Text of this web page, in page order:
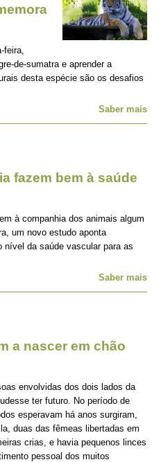
feira,
de-sumatra e aprender a
desta espécie são os desafios
Saber mais
fazem bem à saúde
à companhia dos animais algum
um novo estudo aponta
nível da saúde vascular para as
Saber mais
a nascer em chão
envolvidas dos dois lados da
ter futuro. No período de
esperavam há anos surgiram,
duas das fêmeas libertadas em
crias, e havia pequenos linces
pessoal dos muitos